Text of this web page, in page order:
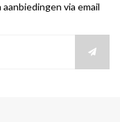
via email